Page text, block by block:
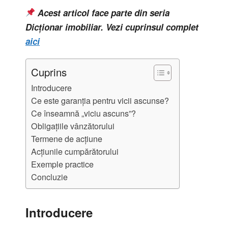
Acest articol face parte din seria
Dicționar imobiliar. Vezi cuprinsul complet
aici
Cuprins
Introducere
Ce este garanția pentru vicii ascunse?
Ce înseamnă „viciu ascuns”?
Obligațiile vânzătorului
Termene de acțiune
Acțiunile cumpărătorului
Exemple practice
Concluzie
Introducere